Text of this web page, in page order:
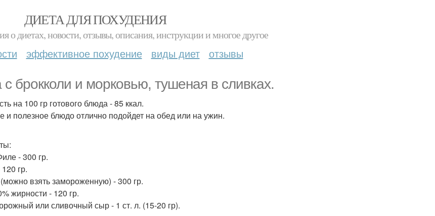
ДИЕТА ДЛЯ ПОХУДЕНИЯ
о диетах, новости, отзывы, описания, инструкции и многое другое
эффективное похудение виды диет отзывы
с брокколи и морковью, тушеная в сливках.
на 100 гр готового блюда - 85 ккал.
и полезное блюдо отлично подойдет на обед или на ужин.
- 300 гр.
гр.
взять замороженную) - 300 гр.
жирности - 120 гр.
или сливочный сыр - 1 ст. л. (15-20 гр).